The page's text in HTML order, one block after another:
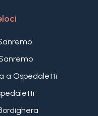
a Ospedaletti